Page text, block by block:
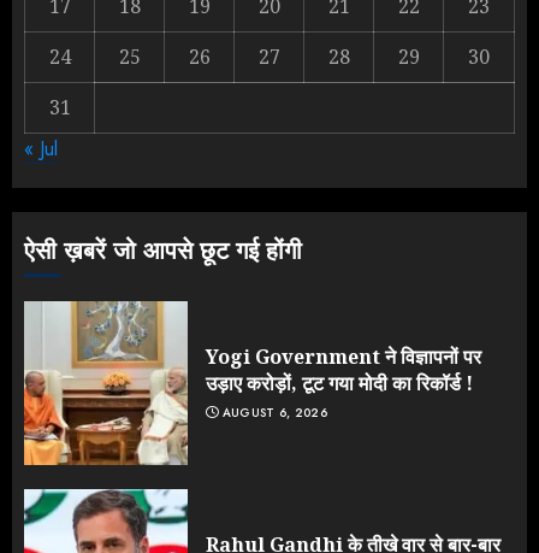
2
3
NEET महाघोटाले पर Rahul Gandhi
17
18 19 20 21 22
23
24
25 26 27 28 29
30
31
« Jul
ऐसी ख़बरें जो आपसे छूट गई होंगी
Yogi Government ने विज्ञापनों पर
उड़ाए करोड़ों, टूट गया मोदी का रिकॉर्ड !
AUGUST 6, 2026
Rahul Gandhi के तीखे वार से बार-बार